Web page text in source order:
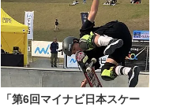
「第6回マイナビ日本スケー